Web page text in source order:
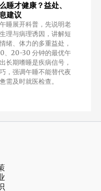
睡才健康？益处、
建议
睡展开科普，先说明老
理与病理诱因，讲解短
绪、体力的多重益处，
、20-30 分钟的最优午
长期嗜睡是疾病信号，
，强调午睡不能替代夜
需及时就医检查。